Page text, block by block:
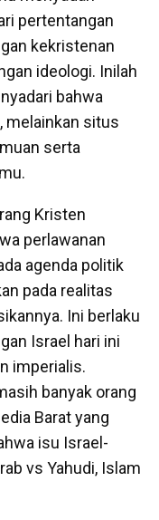
pertentangan
kekristenan
ideologi. Inilah
bahwa
melainkan situs
serta
Kristen
perlawanan
agenda politik
pada realitas
Ini berlaku
Israel hari ini
imperialis.
banyak orang
Barat yang
isu Israel-
vs Yahudi, Islam